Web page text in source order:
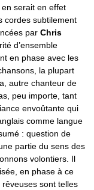
serait en effet
cordes subtilement
par Chris
d’ensemble
en phase avec les
la plupart
autre chanteur de
peu importe, tant
envoûtante qui
comme langue
: question de
partie du sens des
volontiers. Il
en phase à ce
sont telles